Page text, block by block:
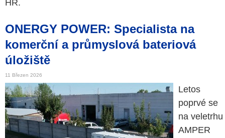
HR.
ONERGY POWER: Specialista na
komerční a průmyslová bateriová
úložiště
11 Březen 2026
Letos
poprvé se
na veletrhu
AMPER